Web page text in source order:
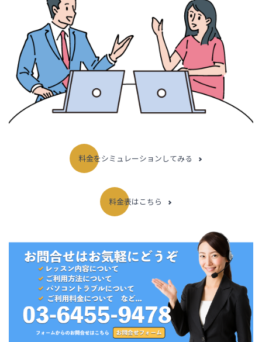
料金をシミュレーションしてみる
料金表はこちら